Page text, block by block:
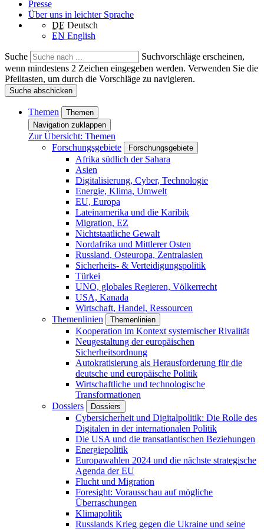
Presse
Über uns in leichter Sprache
DE Deutsch
EN English
Suche
Suchvorschläge erscheinen,
wenn mindestens 2 Zeichen eingegeben werden. Verwenden Sie die
Pfeiltasten, um durch die Vorschläge zu navigieren.
Suche abschicken
Themen
Themen
Navigation zuklappen
Zur Übersicht: Themen
Forschungsgebiete
Forschungsgebiete
Afrika südlich der Sahara
Asien
Digitalisierung, Cyber, Technologie
Energie, Klima, Umwelt
EU, Europa
Lateinamerika und die Karibik
Migration, EZ
Nichtstaatliche Gewalt
Nordafrika und Mittlerer Osten
Russland, Osteuropa, Zentralasien
Sicherheits- & Verteidigungspolitik
Türkei
UNO, globales Regieren, Völkerrecht
USA, Kanada
Wirtschaft, Handel, Ressourcen
Themenlinien
Themenlinien
Kooperation im Kontext systemischer Rivalität
Neugestaltung der europäischen
Sicherheitsordnung
Autokratisierung als Herausforderung für die
deutsche und europäische Politik
Wirtschaftliche und technologische
Transformationen
Dossiers
Dossiers
Cybersicherheit und Digitalpolitik: Die Rolle des
Digitalen in der internationalen Politik
Die USA und die transatlantischen Beziehungen
Energiepolitik
Europawahlen 2024 und die nächste strategische
Agenda der EU
Flucht und Migration
Foresight: Vorausschau auf mögliche
Überraschungen
Klimapolitik
Russlands Krieg gegen die Ukraine und seine